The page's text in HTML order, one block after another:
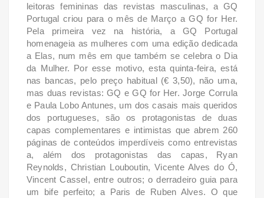
leitoras femininas das revistas masculinas, a GQ
Portugal criou para o mês de Março a GQ for Her.
Pela primeira vez na história, a GQ Portugal
homenageia as mulheres com uma edição dedicada
a Elas, num mês em que também se celebra o Dia
da Mulher. Por esse motivo, esta quinta-feira, está
nas bancas, pelo preço habitual (€ 3,50), não uma,
mas duas revistas: GQ e GQ for Her. Jorge Corrula
e Paula Lobo Antunes, um dos casais mais queridos
dos portugueses, são os protagonistas de duas
capas complementares e intimistas que abrem 260
páginas de conteúdos imperdíveis como entrevistas
a, além dos protagonistas das capas, Ryan
Reynolds, Christian Louboutin, Vicente Alves do Ó,
Vincent Cassel, entre outros; o derradeiro guia para
um bife perfeito; a Paris de Ruben Alves. O que